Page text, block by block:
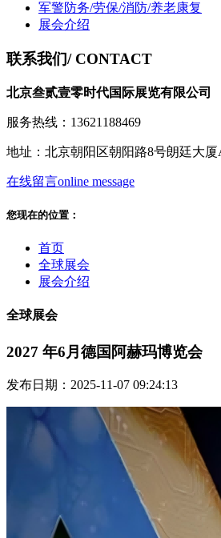
军警防务/劳保/消防/养老康复
展会介绍
联系我们/ CONTACT
北京叁贰壹零时代国际展览有限公司
服务热线：13621188469
地址：北京朝阳区朝阳路8号朗廷大厦
在线留言online message
您现在的位置：
首页
全球展会
展会介绍
全球展会
2027 年6月德国阿赫玛博览会
发布日期：2025-11-07 09:24:13